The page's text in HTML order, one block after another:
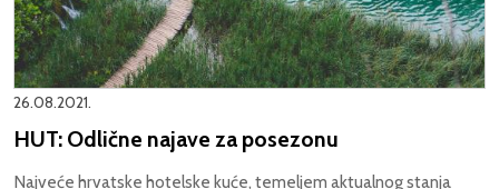
26.08.2021.
HUT: Odlične najave za posezonu
Najveće hrvatske hotelske kuće, temeljem aktualnog stanja